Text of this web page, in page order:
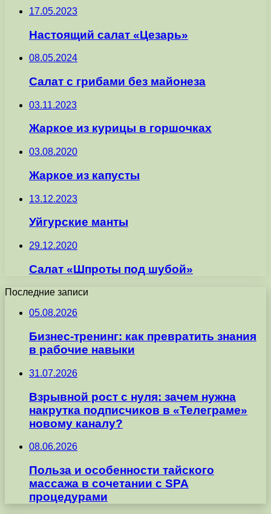
17.05.2023
Настоящий салат «Цезарь»
08.05.2024
Салат с грибами без майонеза
03.11.2023
Жаркое из курицы в горшочках
03.08.2020
Жаркое из капусты
13.12.2023
Уйгурские манты
29.12.2020
Салат «Шпроты под шубой»
Последние записи
05.08.2026
Бизнес-тренинг: как превратить знания
в рабочие навыки
31.07.2026
Взрывной рост с нуля: зачем нужна
накрутка подписчиков в «Телеграме»
новому каналу?
08.06.2026
Польза и особенности тайского
массажа в сочетании с SPA
процедурами